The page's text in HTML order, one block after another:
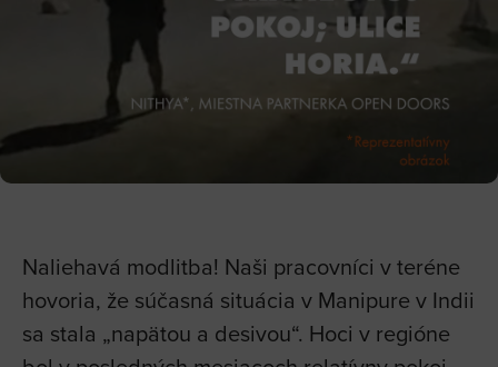
Naliehavá modlitba! Naši pracovníci v teréne
hovoria, že súčasná situácia v Manipure v Indii
sa stala „napätou a desivou“. Hoci v regióne